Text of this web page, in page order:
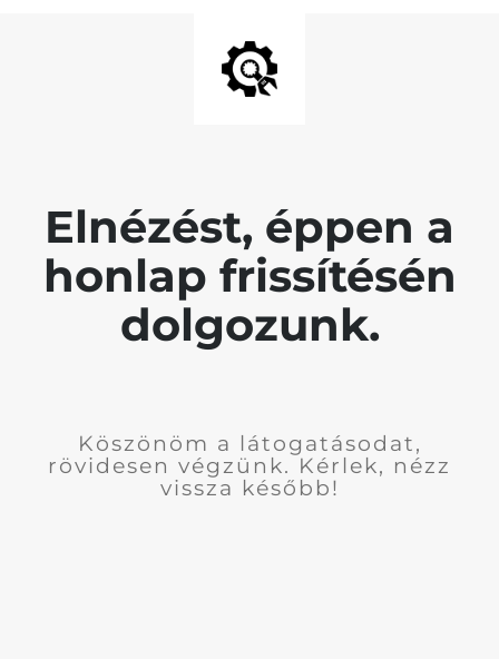
Elnézést, éppen a
honlap frissítésén
dolgozunk.
Köszönöm a látogatásodat,
rövidesen végzünk. Kérlek, nézz
vissza később!